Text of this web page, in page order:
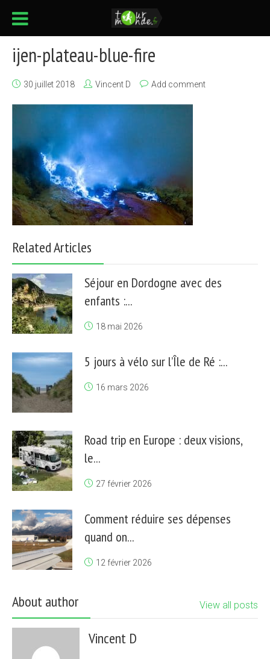
ijen-plateau-blue-fire
30 juillet 2018 Vincent D Add comment
Related Articles
Séjour en Dordogne avec des
enfants :...
18 mai 2026
5 jours à vélo sur l’Île de Ré :...
16 mars 2026
Road trip en Europe : deux visions,
le...
27 février 2026
Comment réduire ses dépenses
quand on...
12 février 2026
About author View all posts
Vincent D